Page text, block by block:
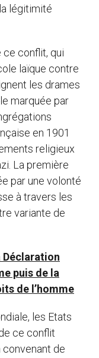
légitimité
ce conflit, qui
laïque contre
les drames
marquée par
en 1901
religieux
La première
par une volonté
à travers les
variante de
Déclaration
puis de la
de l’homme
les Etats
ce conflit
convenant de